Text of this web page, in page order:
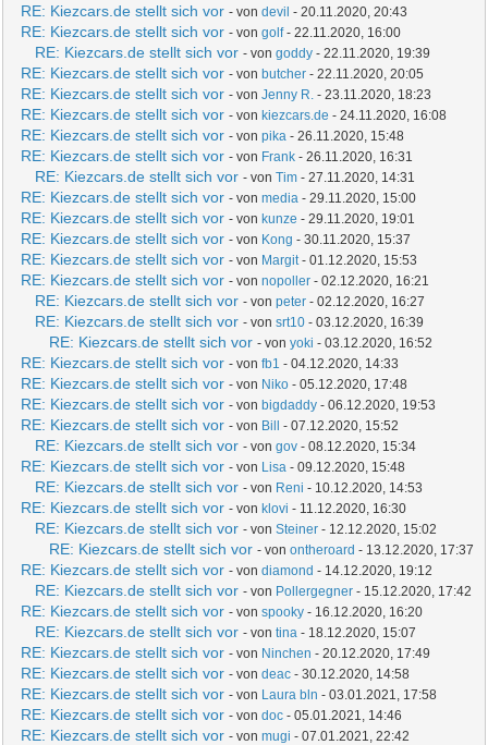
RE: Kiezcars.de stellt sich vor - vondevil - 20.11.2020, 20:43
RE: Kiezcars.de stellt sich vor - vongolf- 22.11.2020, 16:00
RE: Kiezcars.de stellt sich vor - vongoddy - 22.11.2020, 19:39
RE: Kiezcars.de stellt sich vor - von butcher - 22.11.2020, 20:05
RE: Kiezcars.de stellt sich vor - vonJenny R. - 23.11.2020, 18:23
RE: Kiezcars.de stellt sich vor - von kiezcars.de - 24.11.2020, 16:08
RE: Kiezcars.de stellt sich vor - vonpika - 26.11.2020, 15:48
RE: Kiezcars.de stellt sich vor - von Frank - 26.11.2020, 16:31
RE: Kiezcars.de stellt sich vor - vonTim - 27.11.2020, 14:31
RE: Kiezcars.de stellt sich vor - vonmedia - 29.11.2020, 15:00
RE: Kiezcars.de stellt sich vor - von kunze - 29.11.2020, 19:01
RE: Kiezcars.de stellt sich vor - von Kong - 30.11.2020, 15:37
RE: Kiezcars.de stellt sich vor - von Margit- 01.12.2020, 15:53
RE: Kiezcars.de stellt sich vor - vonnopoller - 02.12.2020, 16:21
RE: Kiezcars.de stellt sich vor - vonpeter - 02.12.2020, 16:27
RE: Kiezcars.de stellt sich vor - vonsrt10 - 03.12.2020, 16:39
RE: Kiezcars.de stellt sich vor - vonyoki - 03.12.2020, 16:52
RE: Kiezcars.de stellt sich vor - vonfb1 - 04.12.2020, 14:33
RE: Kiezcars.de stellt sich vor - von Niko - 05.12.2020, 17:48
RE: Kiezcars.de stellt sich vor - von bigdaddy - 06.12.2020, 19:53
RE: Kiezcars.de stellt sich vor - von Bill - 07.12.2020, 15:52
RE: Kiezcars.de stellt sich vor - vongov - 08.12.2020, 15:34
RE: Kiezcars.de stellt sich vor - von Lisa - 09.12.2020, 15:48
RE: Kiezcars.de stellt sich vor - von Reni - 10.12.2020, 14:53
RE: Kiezcars.de stellt sich vor - von klovi - 11.12.2020, 16:30
RE: Kiezcars.de stellt sich vor - vonSteiner - 12.12.2020, 15:02
RE: Kiezcars.de stellt sich vor - vonontheroard - 13.12.2020, 17:37
RE: Kiezcars.de stellt sich vor - vondiamond - 14.12.2020, 19:12
RE: Kiezcars.de stellt sich vor - von Pollergegner - 15.12.2020, 17:42
RE: Kiezcars.de stellt sich vor - vonspooky - 16.12.2020, 16:20
RE: Kiezcars.de stellt sich vor - vontina - 18.12.2020, 15:07
RE: Kiezcars.de stellt sich vor - von Ninchen - 20.12.2020, 17:49
RE: Kiezcars.de stellt sich vor - vondeac - 30.12.2020, 14:58
RE: Kiezcars.de stellt sich vor - von Laura bln - 03.01.2021, 17:58
RE: Kiezcars.de stellt sich vor - vondoc - 05.01.2021, 14:46
RE: Kiezcars.de stellt sich vor - vonmugi - 07.01.2021, 22:42